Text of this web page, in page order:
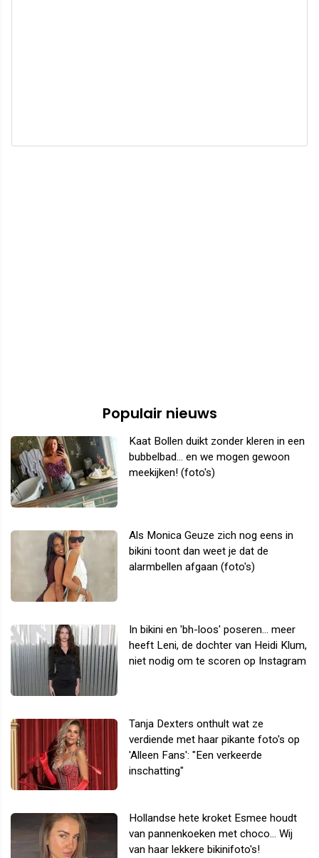
Populair nieuws
Kaat Bollen duikt zonder kleren in een
bubbelbad... en we mogen gewoon
meekijken! (foto's)
Als Monica Geuze zich nog eens in
bikini toont dan weet je dat de
alarmbellen afgaan (foto's)
In bikini en 'bh-loos' poseren... meer
heeft Leni, de dochter van Heidi Klum,
niet nodig om te scoren op Instagram
Tanja Dexters onthult wat ze
verdiende met haar pikante foto's op
'Alleen Fans': "Een verkeerde
inschatting"
Hollandse hete kroket Esmee houdt
van pannenkoeken met choco... Wij
van haar lekkere bikinifoto's!